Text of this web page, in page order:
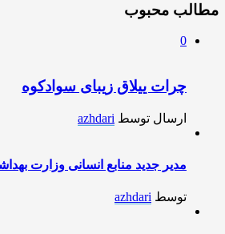
مطالب محبوب
0
چرات ییلاق زیبای سوادکوه
ارسال توسط azhdari
مدیر جدید منابع انسانی وزارت
توسط azhdari